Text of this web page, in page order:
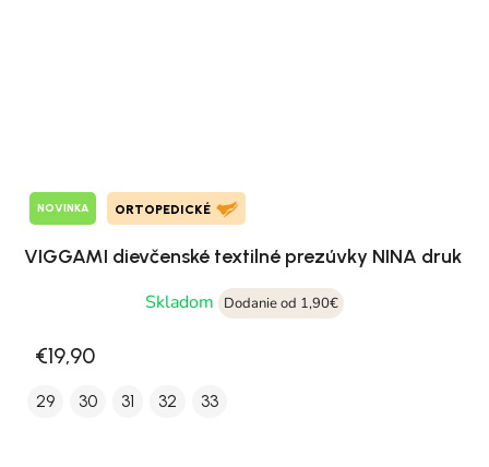
NOVINKA ORTOPEDICKÉ
VIGGAMI dievčenské textilné prezúvky NINA druk
Skladom
Dodanie od 1,90€
€19,90
29 30 31 32 33